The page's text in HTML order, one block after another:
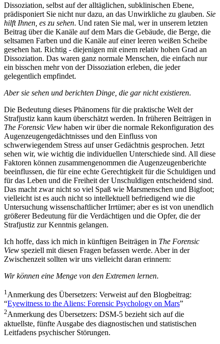
Dissoziation, selbst auf der alltäglichen, subklinischen Ebene,
prädisponiert Sie nicht nur dazu, an das Unwirkliche zu glauben. Sie
hilft Ihnen, es zu sehen. Und raten Sie mal, wer in unserem letzten
Beitrag über die Kanäle auf dem Mars die Gebäude, die Berge, die
seltsamen Farben und die Kanäle auf einer leeren weißen Scheibe
gesehen hat. Richtig - diejenigen mit einem relativ hohen Grad an
Dissoziation. Das waren ganz normale Menschen, die einfach nur
ein bisschen mehr von der Dissoziation erleben, die jeder
gelegentlich empfindet.
Aber sie sehen und berichten Dinge, die gar nicht existieren.
Die Bedeutung dieses Phänomens für die praktische Welt der
Strafjustiz kann kaum überschätzt werden. In früheren Beiträgen in
The Forensic View haben wir über die normale Rekonfiguration des
Augenzeugengedächtnisses und den Einfluss von
schwerwiegendem Stress auf unser Gedächtnis gesprochen. Jetzt
sehen wir, wie wichtig die individuellen Unterschiede sind. All diese
Faktoren können zusammengenommen die Augenzeugenberichte
beeinflussen, die für eine echte Gerechtig­keit für die Schuldigen und
für das Leben und die Freiheit der Unschuldigen entscheidend sind.
Das macht zwar nicht so viel Spaß wie Marsmenschen und Bigfoot;
vielleicht ist es auch nicht so intellek­tuell befriedigend wie die
Untersuchung wissenschaftlicher Irrtümer; aber es ist von unend­lich
größerer Bedeutung für die Verdächtigen und die Opfer, die der
Strafjustiz zur Kenntnis gelangen.
Ich hoffe, dass ich mich in künftigen Beiträgen in The Forensic
View speziell mit diesen Fragen befassen werde. Aber in der
Zwischenzeit sollten wir uns vielleicht daran erinnern:
Wir können eine Menge von den Extremen lernen.
1 Anmerkung des Übersetzers: Verweist auf den Blogbeitrag:
“Eyewitness to the Aliens: Forensic Psychology on Mars”
2Anmerkung des Übersetzers: DSM-5 bezieht sich auf die
aktuellste, fünfte Ausgabe des diagnostischen und statistischen
Leitfadens psychischer Störungen.